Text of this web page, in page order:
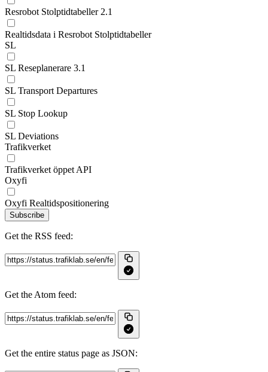
Resrobot Stolptidtabeller 2.1
Realtidsdata i Resrobot Stolptidtabeller
SL
SL Reseplanerare 3.1
SL Transport Departures
SL Stop Lookup
SL Deviations
Trafikverket
Trafikverket öppet API
Oxyfi
Oxyfi Realtidspositionering
Subscribe
Get the RSS feed:
Get the Atom feed:
Get the entire status page as JSON: